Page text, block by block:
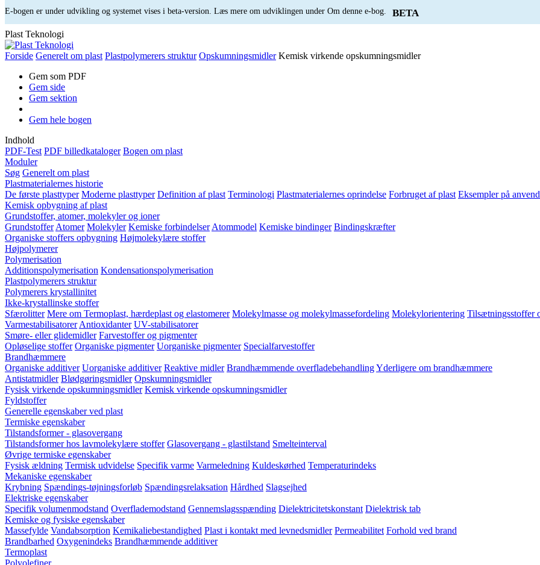
E-bogen er under udvikling og systemet vises i beta-version. Læs mere om udviklingen under Om denne e-bog. BETA
Plast Teknologi
Forside Generelt om plast Plastpolymerers struktur Opskumningsmidler Kemisk virkende opskumningsmidler
Gem som PDF
Gem side
Gem sektion
Gem hele bogen
Indhold
PDF-Test PDF billedkataloger Bogen om plast
Moduler
Søg Generelt om plast
Plastmaterialernes historie
De første plasttyper Moderne plasttyper Definition af plast Terminologi Plastmaterialernes oprindelse Forbruget af plast Eksempler på
Kemisk opbygning af plast
Grundstoffer, atomer, molekyler og ioner
Grundstoffer Atomer Molekyler Kemiske forbindelser Atommodel Kemiske bindinger Bindingskræfter
Organiske stoffers opbygning Højmolekylære stoffer
Højpolymerer
Polymerisation
Additionspolymerisation Kondensationspolymerisation
Plastpolymerers struktur
Polymerers krystallinitet
Ikke-krystallinske stoffer
Sfærolitter Mere om Termoplast, hærdeplast og elastomerer Molekylmasse og molekylmassefordeling Molekylorientering Tilsætningsstoffer
Varmestabilisatorer Antioxidanter UV-stabilisatorer
Smøre- eller glidemidler Farvestoffer og pigmenter
Opløselige stoffer Organiske pigmenter Uorganiske pigmenter Specialfarvestoffer
Brandhæmmere
Organiske additiver Uorganiske additiver Reaktive midler Brandhæmmende overfladebehandlingYderligere om brandhæmmere
Antistatmidler Blødgøringsmidler Opskumningsmidler
Fysisk virkende opskumningsmidler Kemisk virkende opskumningsmidler
Fyldstoffer
Generelle egenskaber ved plast
Termiske egenskaber
Tilstandsformer - glasovergang
Tilstandsformer hos lavmolekylære stoffer Glasovergang - glastilstand Smelteinterval
Øvrige termiske egenskaber
Fysisk ældning Termisk udvidelse Specifik varme Varmeledning Kuldeskørhed Temperaturindeks
Mekaniske egenskaber
Krybning Spændings-tøjningsforløb Spændingsrelaksation Hårdhed Slagsejhed
Elektriske egenskaber
Specifik volumenmodstand Overflademodstand Gennemslagsspænding Dielektricitetskonstant Dielektrisk tab
Kemiske og fysiske egenskaber
Massefylde Vandabsorption Kemikaliebestandighed Plast i kontakt med levnedsmidler Permeabilitet Forhold ved brand
Brandbarhed Oxygenindeks Brandhæmmende additiver
Termoplast
Polyolefiner